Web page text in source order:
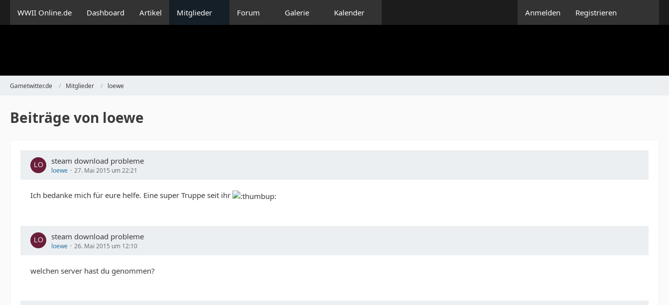
WWII Online.de Dashboard Artikel Mitglieder Forum Galerie Kalender Anmelden Registrieren
Gametwitter.de Mitglieder loewe
Beiträge von loewe
steam download probleme
loewe 27. Mai 2015 um 22:21
Ich bedanke mich für eure helfe. Eine super Truppe seit ihr
steam download probleme
loewe 26. Mai 2015 um 12:10
welchen server hast du genommen?